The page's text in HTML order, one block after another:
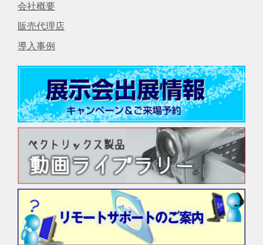
会社概要
販売代理店
導入事例